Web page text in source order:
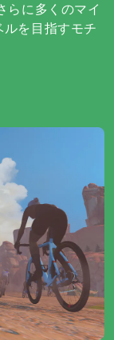
らに多くのマイ
を目指すモチ